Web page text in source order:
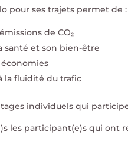
pour ses trajets permet de :
de CO₂
santé et son bien-être
la fluidité du trafic
individuels qui
les participant(e)s qui ont